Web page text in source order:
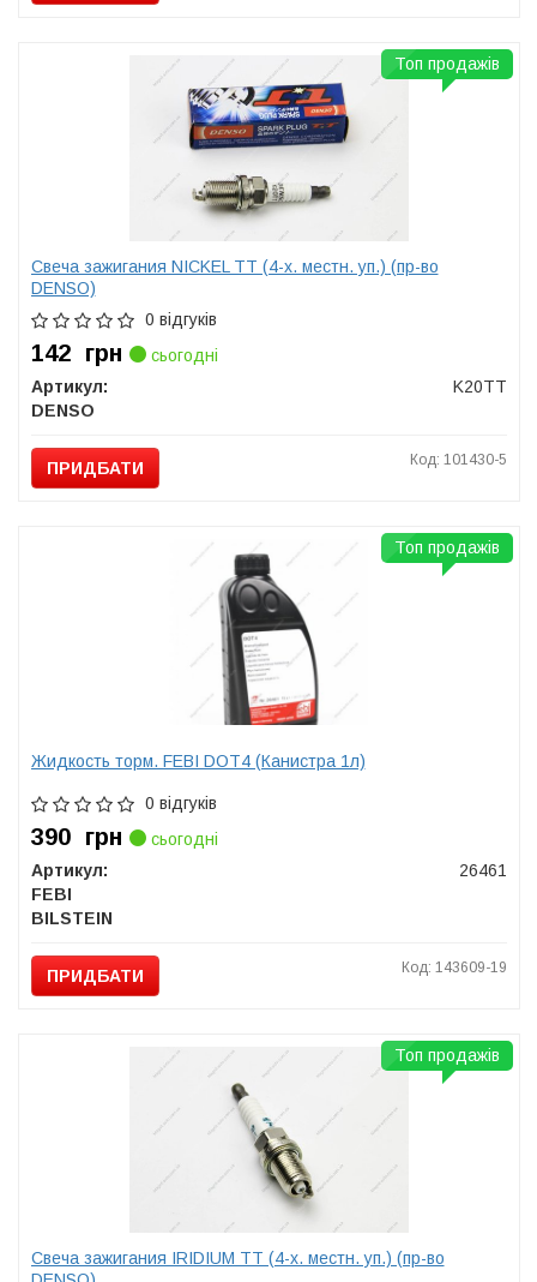
Свеча зажигания NICKEL TT (4-х. местн. уп.) (пр-во
DENSO)
0 відгуків
142 грн
сьогодні
Артикул:
K20TT
DENSO
ПРИДБАТИ Код: 101430-5
Топ продажів
Жидкость торм. FEBI DOT4 (Канистра 1л)
0 відгуків
390 грн
сьогодні
Артикул:
26461
FEBI
BILSTEIN
ПРИДБАТИ Код: 143609-19
Топ продажів
Свеча зажигания IRIDIUM TT (4-х. местн. уп.) (пр-во
Топ продажів